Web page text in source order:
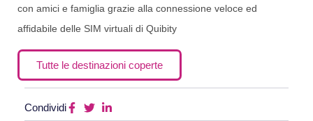
con amici e famiglia grazie alla connessione veloce ed
affidabile delle SIM virtuali di Quibity
Tutte le destinazioni coperte
Condividi